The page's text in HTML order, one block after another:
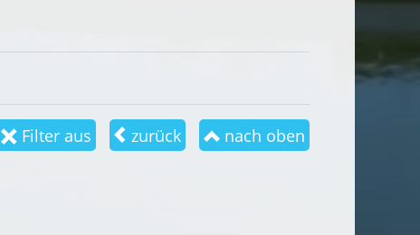
nach oben
zurück
Filter aus